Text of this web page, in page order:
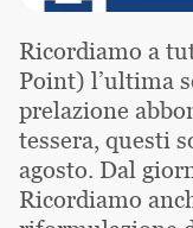
Ricordiamo a
Point) l’ultima
prelazione
tessera, questi
agosto. Dal
Ricordiamo